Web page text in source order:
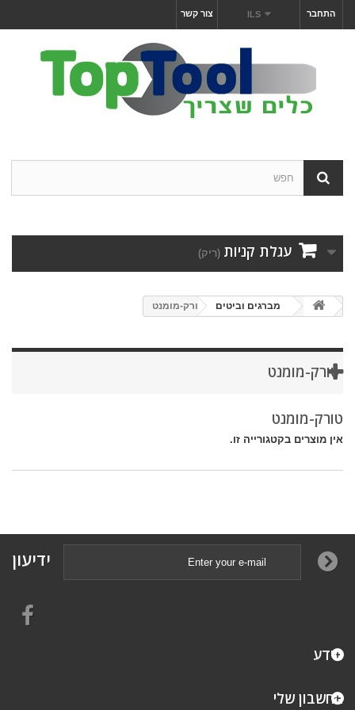
התחבר ILS צור קשר
עגלת קניות (ריק)
מברגים וביטים טורק-מומנט
טורק-מומנט
טורק-מומנט
אין מוצרים בקטגורייה זו.
ידיעון
מידע
החשבון שלי